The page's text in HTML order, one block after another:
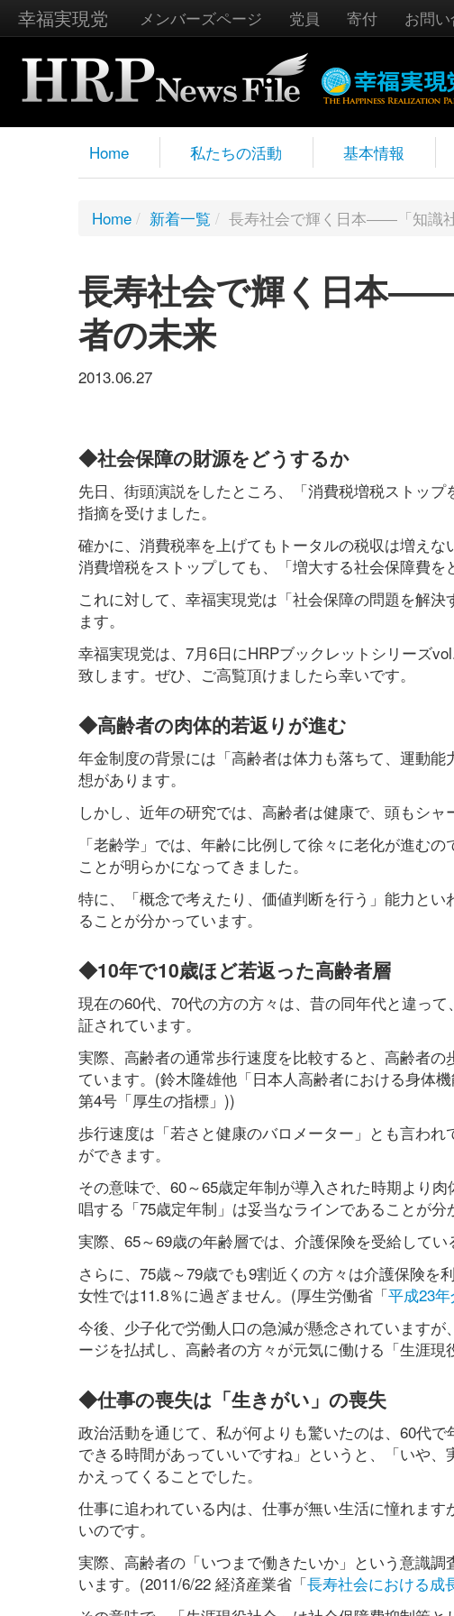
幸福実現党 メンバーズページ 党員 寄付 お問
Home 私たちの活動 基本情報
Home / 新着一覧 / 長寿社会で輝く日本――「知識
長寿社会で輝く日本
者の未来
2013.06.27
◆社会保障の財源をどうするか
先日、街頭演説をしたところ、「消費税増税ストッ
指摘を受けました。
確かに、消費税率を上げてもトータルの税収は増えな
消費増税をストップしても、「増大する社会保障費を
これに対して、幸福実現党は「社会保障の問題を解
ます。
幸福実現党は、7月6日にHRPブックレットシリーズ
致します。ぜひ、ご高覧頂けましたら幸いです。
◆高齢者の肉体的若返りが進む
年金制度の背景には「高齢者は体力も落ちて、運動
想があります。
しかし、近年の研究では、高齢者は健康で、頭もシャ
「老齢学」では、年齢に比例して徐々に老化が進む
ことが明らかになってきました。
特に、「概念で考えたり、価値判断を行う」能力と
ることが分かっています。
◆10年で10歳ほど若返った高齢者層
現在の60代、70代の方の方々は、昔の同年代と違っ
証されています。
実際、高齢者の通常歩行速度を比較すると、高齢者
ています。(鈴木隆雄他「日本人高齢者における身体
第4号「厚生の指標」))
歩行速度は「若さと健康のバロメーター」とも言わ
ができます。
その意味で、60～65歳定年制が導入された時期より
唱する「75歳定年制」は妥当なラインであることが分
実際、65～69歳の年齢層では、介護保険を受給して
さらに、75歳～79歳でも9割近くの方々は介護保険を
女性では11.8％に過ぎません。(厚生労働省「平成23
今後、少子化で労働人口の急減が懸念されています
ージを払拭し、高齢者の方々が元気に働ける「生涯現
◆仕事の喪失は「生きがい」の喪失
政治活動を通じて、私が何よりも驚いたのは、60代
できる時間があっていいですね」というと、「いや
かえってくることでした。
仕事に追われている内は、仕事が無い生活に憧れま
いのです。
実際、高齢者の「いつまで働きたいか」という意識
います。(2011/6/22 経済産業省「長寿社会における成